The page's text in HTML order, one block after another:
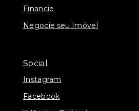
Financie
Negocie seu Imóvel
Social
Instagram
Facebook